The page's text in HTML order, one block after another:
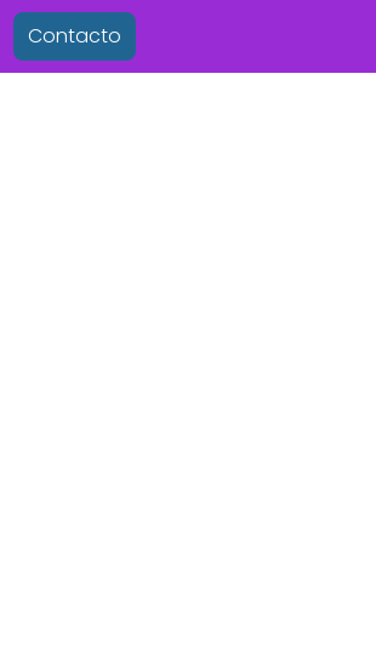
Contacto